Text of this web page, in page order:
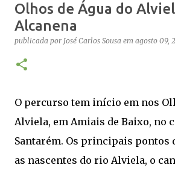
Os Solas Rotas estão
publicada porsaos emjulho 03, 2026 FÉRIAS
Olhos de Água do
Alcanena
publicada por José Carlos Sousa em agosto 09,
O percurso tem início em nos
Alviela, em Amiais de Baixo, no
Santarém. Os principais pontos
as nascentes do rio Alviela, o